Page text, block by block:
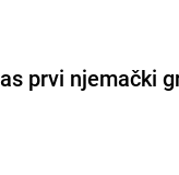
prvi njemački